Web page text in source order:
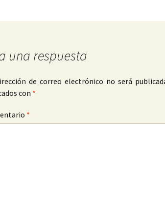
una respuesta
de correo electrónico no será
con *
*